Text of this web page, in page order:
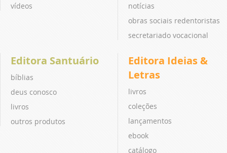
vídeos
notícias
obras sociais redentoristas
secretariado vocacional
Editora Santuário
bíblias
deus conosco
livros
outros produtos
Editora Ideias &
Letras
livros
coleções
lançamentos
ebook
catálogo